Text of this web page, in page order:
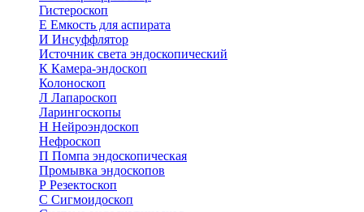
Гистероскоп
Е Емкость для аспирата
И Инсуффлятор
Источник света эндоскопический
К Камера-эндоскоп
Колоноскоп
Л Лапароскоп
Ларингоскопы
Н Нейроэндоскоп
Нефроскоп
П Помпа эндоскопическая
Промывка эндоскопов
Р Резектоскоп
С Сигмоидоскоп